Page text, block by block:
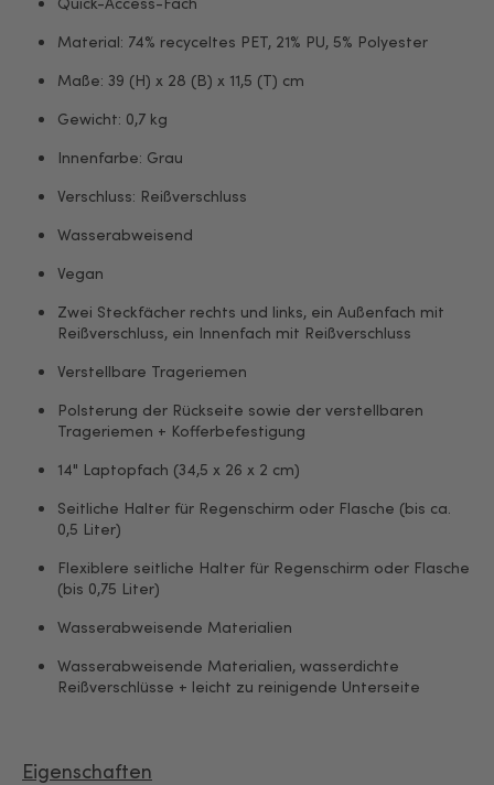
Material: 74% recyceltes PET, 21% PU, 5% Polyester
Maße: 39 (H) x 28 (B) x 11,5 (T) cm
Gewicht: 0,7 kg
Innenfarbe: Grau
Verschluss: Reißverschluss
Wasserabweisend
Vegan
Zwei Steckfächer rechts und links, ein Außenfach mit
Reißverschluss, ein Innenfach mit Reißverschluss
Verstellbare Trageriemen
Polsterung der Rückseite sowie der verstellbaren
Trageriemen + Kofferbefestigung
14" Laptopfach (34,5 x 26 x 2 cm)
Seitliche Halter für Regenschirm oder Flasche (bis ca.
0,5 Liter)
Flexiblere seitliche Halter für Regenschirm oder Flasche
(bis 0,75 Liter)
Wasserabweisende Materialien
Wasserabweisende Materialien, wasserdichte
Reißverschlüsse + leicht zu reinigende Unterseite
Eigenschaften